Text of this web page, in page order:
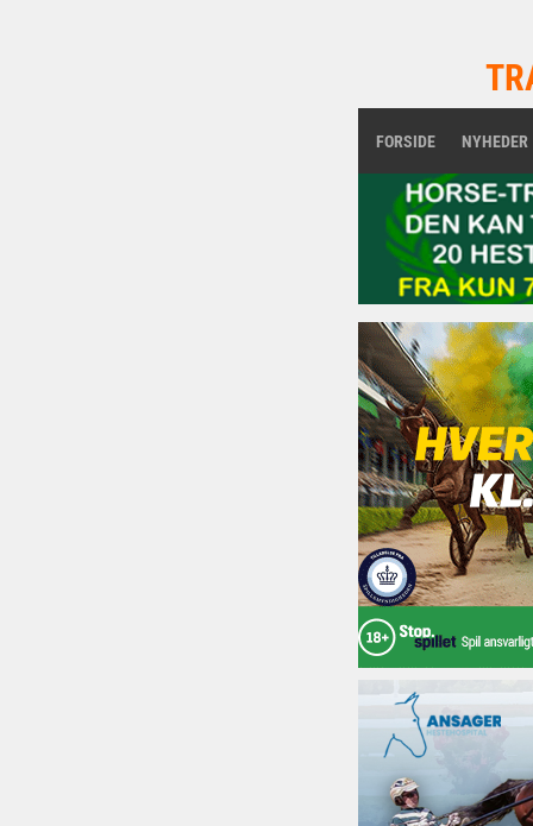
FORSIDE NYHEDER